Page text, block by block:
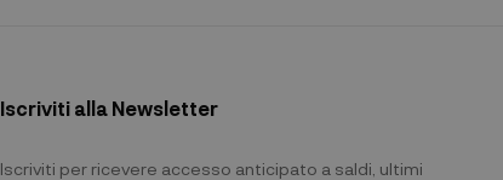
Iscriviti alla Newsletter
Iscriviti per ricevere accesso anticipato a saldi, ultimi